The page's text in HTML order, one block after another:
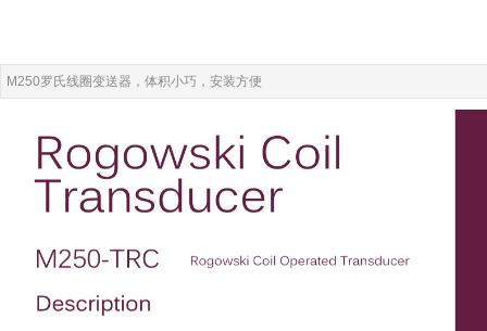
M250罗氏线圈变送器，体积小巧，安装方便